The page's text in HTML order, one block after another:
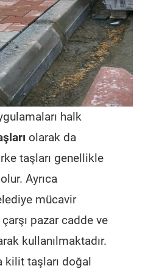
halk
olarak da
taşları genellikle
Ayrıca
mücavir
pazar cadde ve
kullanılmaktadır.
kilit taşları doğal